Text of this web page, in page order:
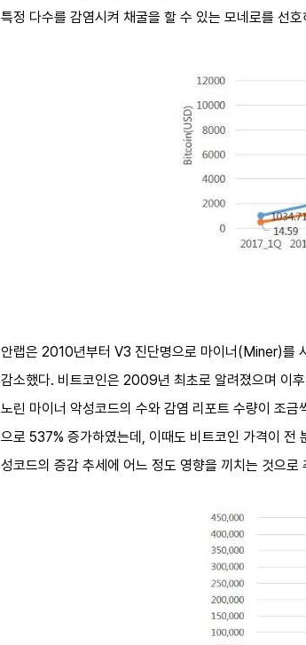
특정 다수를 감염시켜 채굴을 할 수 있는 모네로를 선
안랩은 2010년부터 V3 진단명으로 마이너(Miner)를
감소했다. 비트코인은 2009년 최초로 알려졌으며 이
노린 마이너 악성코드의 수와 감염 리포트 수량이 조
으로 537% 증가하였는데, 이때도 비트코인 가격이
성코드의 증감 추세에 어느 정도 영향을 끼치는 것으로